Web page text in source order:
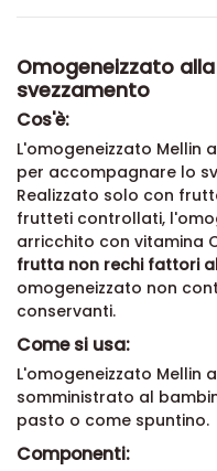
Omogeneizzato
svezzamento
Cos'è:
L'omogeneizzato Mellin
per accompagnare lo
Realizzato solo con
frutteti controllati,
arricchito con vitamina
frutta non rechi fattori
omogeneizzato non
conservanti.
Come si usa:
L'omogeneizzato Mellin
somministrato al
pasto o come spuntino.
Componenti: